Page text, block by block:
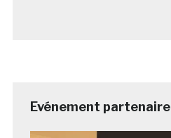
Evénement partenaire